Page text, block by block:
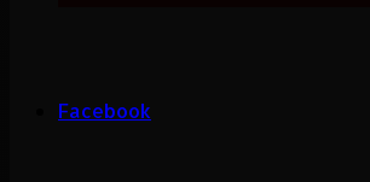
Facebook